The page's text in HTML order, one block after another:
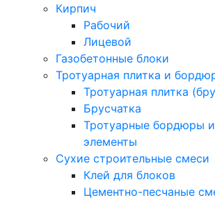
Кирпич
Рабочий
Лицевой
Газобетонные блоки
Тротуарная плитка и
Тротуарная плитка
Брусчатка
Тротуарные бордюры
элементы
Сухие строительные смеси
Клей для блоков
Цементно-песчаные